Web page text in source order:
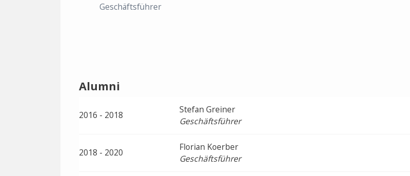
Geschäftsführer
Alumni
2016 - 2018
Stefan Greiner
Geschäftsführer
2018 - 2020
Florian Koerber
Geschäftsführer